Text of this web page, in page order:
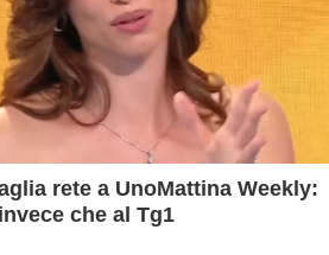
rete a UnoMattina Weekly:
che al Tg1